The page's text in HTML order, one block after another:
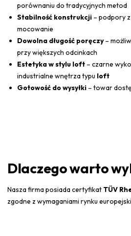
porównaniu do tradycyjnych metod
Stabilność konstrukcji – podpory
mocowanie
Dowolna długość poręczy–
przy większych odcinkach
Estetyka w stylu loft – czarne
industrialne wnętrza typu loft
Gotowość do wysyłki – towar
Dlaczego warto
Nasza firma posiada certyfikat TÜV
zgodne z wymaganiami rynku